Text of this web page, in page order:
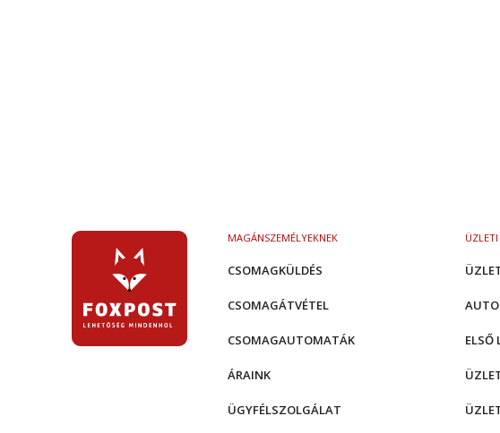
MAGÁNSZEMÉLYEKNEK
CSOMAGKÜLDÉS
CSOMAGÁTVÉTEL
CSOMAGAUTOMATÁK
ÁRAINK
ÜGYFÉLSZOLGÁLAT
ELSŐ